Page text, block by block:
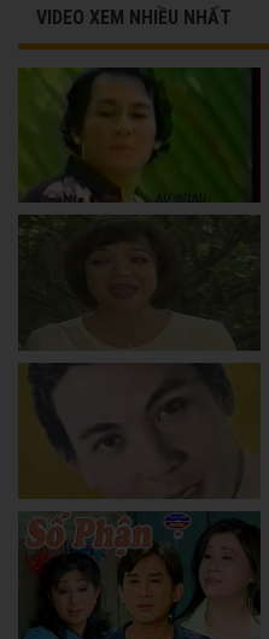
VIDEO XEM NHIỀU NHẤT